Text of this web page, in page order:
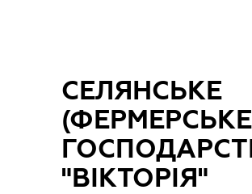
СЕЛЯНСЬКЕ
"ВІКТОРІЯ"